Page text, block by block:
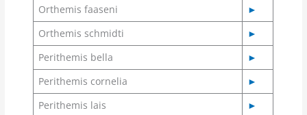
Orthemis faaseni
►
Orthemis schmidti
►
Perithemis bella
►
Perithemis cornelia
►
Perithemis lais
►